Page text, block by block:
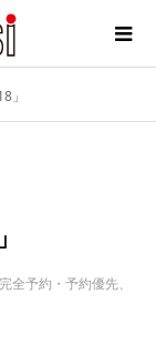
」
予約・予約優先、